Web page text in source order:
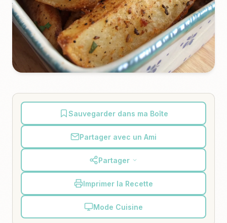
Sauvegarder dans ma Boîte
Partager avec un Ami
Partager
Imprimer la Recette
Mode Cuisine